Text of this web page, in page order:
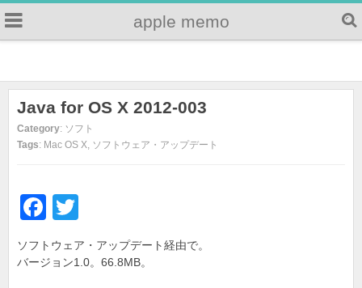
apple memo
Java for OS X 2012-003
Category: ソフト
Tags: Mac OS X, ソフトウェア・アップデート
F
a
c
tt
ソフトウェア・アップデート経由で。
バージョン1.0。66.8MB。